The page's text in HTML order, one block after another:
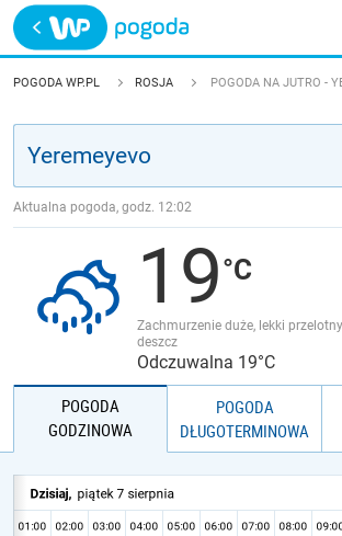
Trwa ładowanie
POLSKA
JAKOŚĆ POWIETRZA
POGODA WP.PL ROSJA POGODA NA JUTRO -
Aktualna pogoda, godz. 12:02
19
Zachmurzenie duże, lekki przelotny
deszcz
Odczuwalna 19°C
POGODA
GODZINOWA
POGODA
DŁUGOTERMINOWA